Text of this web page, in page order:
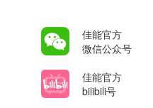
佳能官方
微信公众号
佳能官方
bilibili号